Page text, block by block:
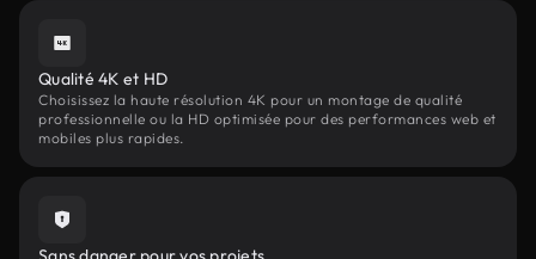
Qualité 4K et HD
Choisissez la haute résolution 4K pour un montage de qualité
professionnelle ou la HD optimisée pour des performances web et
mobiles plus rapides.